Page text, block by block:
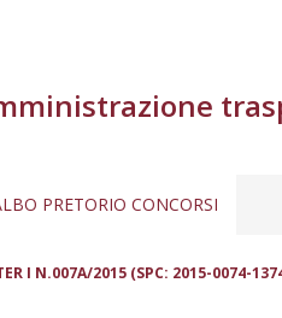
PRETORIO CONCORSI
I N.007A/2015 (SPC: 2015-0074-